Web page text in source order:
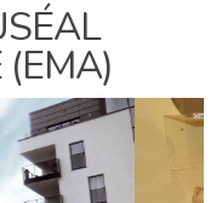
(EMA)